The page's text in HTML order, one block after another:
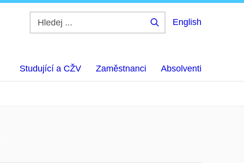
English
Studující a CŽV Zaměstnanci Absolventi